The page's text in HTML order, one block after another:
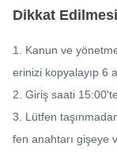
Dikkat
1. Kanun ve
erinizi kopyalayıp 6
2. Giriş saati
3. Lütfen
fen anahtarı gişeye